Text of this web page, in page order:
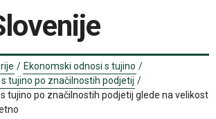
/ Ekonomski odnosi s tujino /
tujino po značilnostih podjetij /
tujino po značilnostih podjetij glede na velikost